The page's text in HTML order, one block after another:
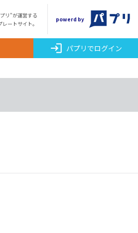
リ"が運営する
ートサイト。
powerd by
login パプリでログイン